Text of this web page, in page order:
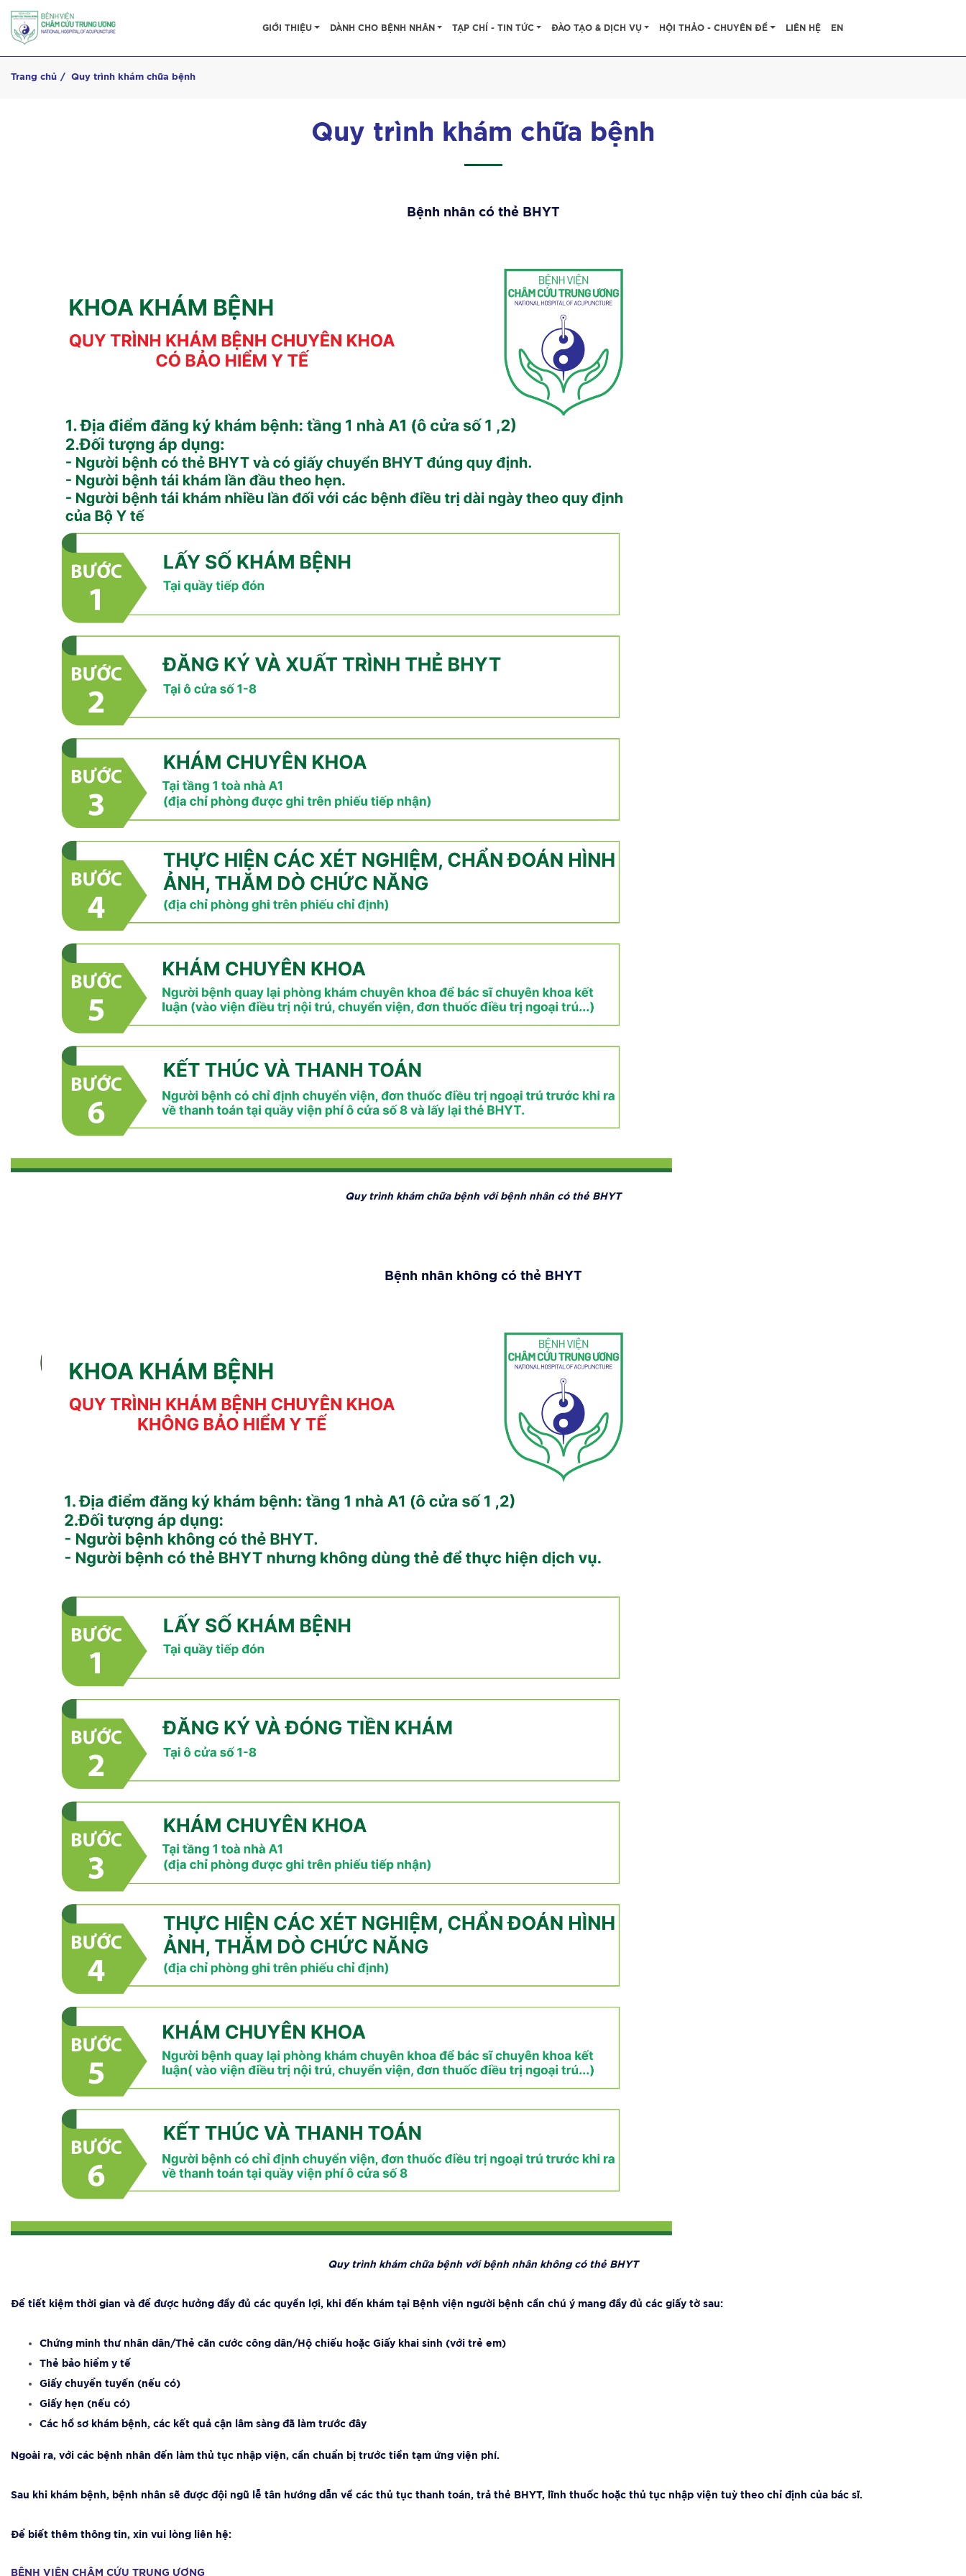
GIỚI THIỆU DÀNH CHO BỆNH NHÂN TẠP CHÍ - TIN TỨC ĐÀO TẠO & DỊCH VỤ HỘI THẢO - CHUYÊN ĐỀ LIÊN HỆ EN
Trang chủ Quy trình khám chữa bệnh
Quy trình khám chữa bệnh
Bệnh nhân có thẻ BHYT
Quy trình khám chữa bệnh với bệnh nhân có thẻ BHYT
Bệnh nhân không có thẻ BHYT
Quy trình khám chữa bệnh với bệnh nhân không có thẻ BHYT
Để tiết kiệm thời gian và để được hưởng đầy đủ các quyền lợi, khi đến khám tại Bệnh viện người bệnh cần chú ý mang đầy đủ các giấy tờ sau:
Chứng minh thư nhân dân/Thẻ căn cước công dân/Hộ chiếu hoặc Giấy khai sinh (với trẻ em)
Thẻ bảo hiểm y tế
Giấy chuyển tuyến (nếu có)
Giấy hẹn (nếu có)
Các hồ sơ khám bệnh, các kết quả cận lâm sàng đã làm trước đây
Ngoài ra, với các bệnh nhân đến làm thủ tục nhập viện, cần chuẩn bị trước tiền tạm ứng viện phí.
Sau khi khám bệnh, bệnh nhân sẽ được đội ngũ lễ tân hướng dẫn về các thủ tục thanh toán, trả thẻ BHYT, lĩnh thuốc hoặc thủ tục nhập viện tuỳ theo chỉ định của bác sĩ.
Để biết thêm thông tin, xin vui lòng liên hệ:
BỆNH VIỆN CHÂM CỨU TRUNG ƯƠNG